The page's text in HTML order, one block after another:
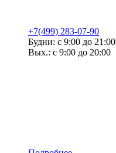
+7(499) 283-07-90
Будни: с 9:00 до 21:00
Вых.: с 9:00 до 20:00